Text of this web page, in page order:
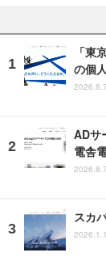
「東
の個
ADサ
電舎
スカ